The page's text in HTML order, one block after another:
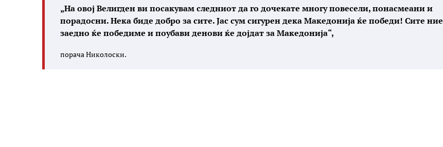
„На овој Велигден ви посакувам следниот да го дочекате многу повесели, понасмеани и
порадосни. Нека биде добро за сите. Јас сум сигурен дека Македонија ќе победи! Сите ние
заедно ќе победиме и поубави денови ќе дојдат за Македонија“,
порача Николоски.